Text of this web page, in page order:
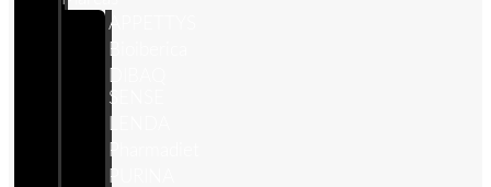
APPETTYS
Bioiberica
SENSE
Pharmadiet
PURINA